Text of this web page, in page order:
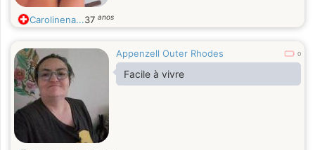
Carolinena...37 anos
Appenzell Outer Rhodes 0
Facile à vivre